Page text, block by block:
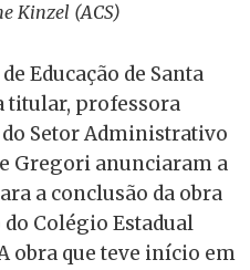
Kinzel (ACS)
Educação de Santa
titular, professora
do Setor Administrativo
Gregori anunciaram a
a conclusão da obra
Colégio Estadual
obra que teve início em